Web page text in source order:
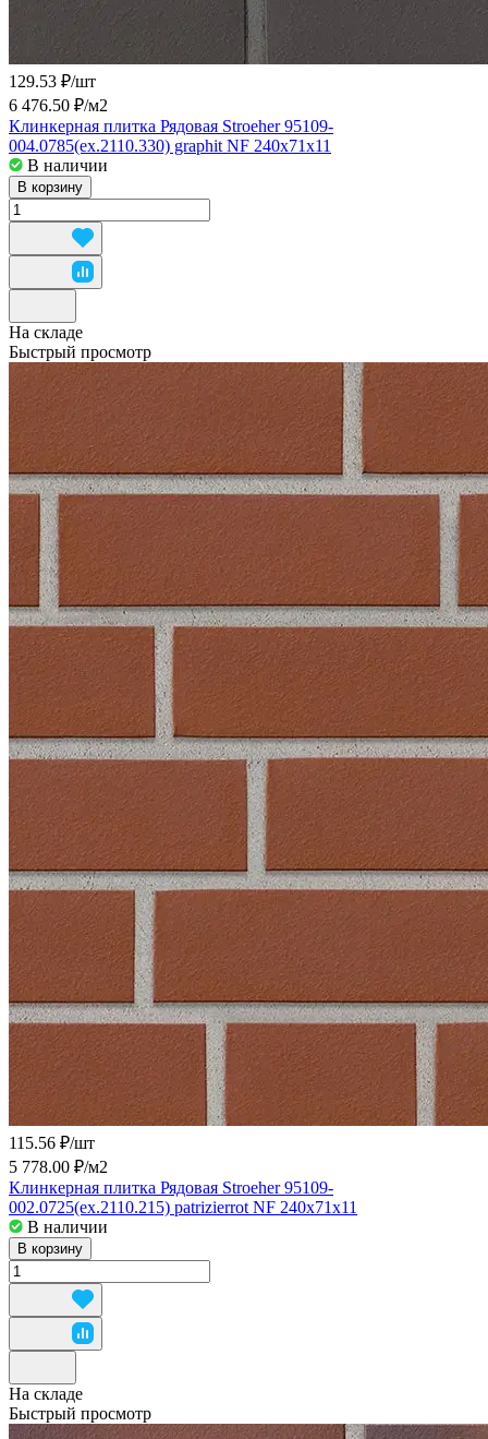
129.53 ₽/шт
6 476.50 ₽/м2
Клинкерная плитка Рядовая Stroeher 95109-
004.0785(ex.2110.330) graphit NF 240x71x11
В наличии
В корзину
На складе
Быстрый просмотр
115.56 ₽/шт
5 778.00 ₽/м2
Клинкерная плитка Рядовая Stroeher 95109-
002.0725(ex.2110.215) patrizierrot NF 240x71x11
В наличии
В корзину
На складе
Быстрый просмотр